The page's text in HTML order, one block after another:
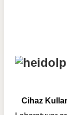
Cihaz